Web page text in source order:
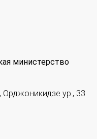
министерство
Орджоникидзе ур., 33